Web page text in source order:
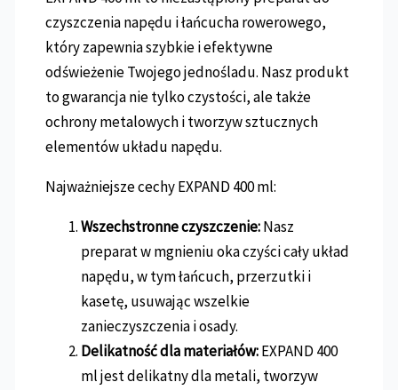
czyszczenia napędu i łańcucha rowerowego,
który zapewnia szybkie i efektywne
odświeżenie Twojego jednośladu. Nasz produkt
to gwarancja nie tylko czystości, ale także
ochrony metalowych i tworzyw sztucznych
elementów układu napędu.
Najważniejsze cechy EXPAND 400 ml:
Wszechstronne czyszczenie:Nasz
preparat w mgnieniu oka czyści cały układ
napędu, w tym łańcuch, przerzutki i
kasetę, usuwając wszelkie
zanieczyszczenia i osady.
Delikatność dla materiałów:EXPAND 400
ml jest delikatny dla metali, tworzyw